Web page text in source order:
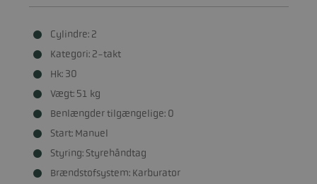
Cylindre: 2
Kategori: 2-takt
Hk: 30
Vægt: 51 kg
Benlængder tilgængelige: 0
Start: Manuel
Styring: Styrehåndtag
Brændstofsystem: Karburator